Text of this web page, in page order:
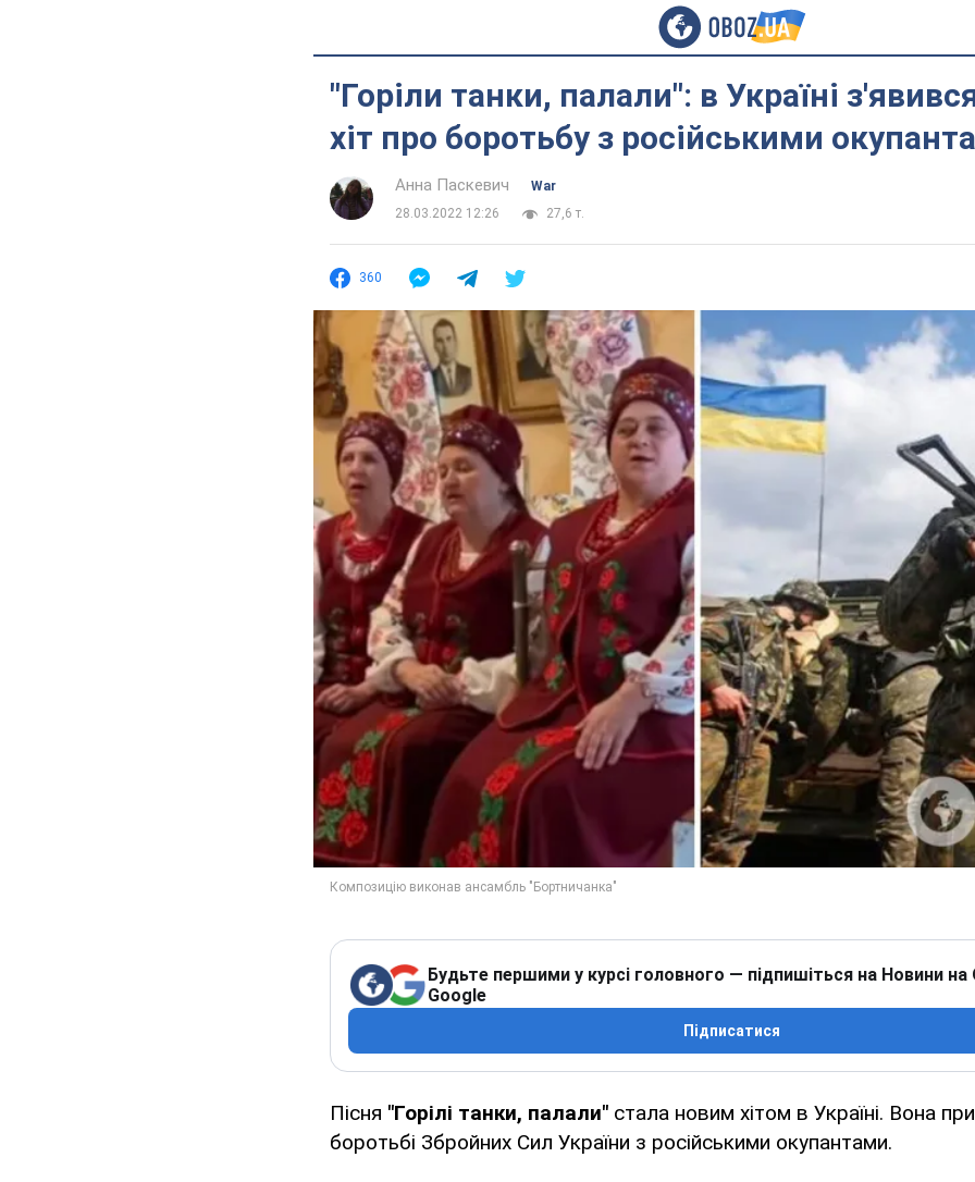
"Горіли танки, палали": в Україні
хіт про боротьбу з російськими
Анна Паскевич
War
28.03.2022 12:26
27,6 т.
360
Будьте першими у курсі головного — підпишіться на Новини на
Google
Підписатися
Пісня "Горілі танки, палали" стала новим хітом в Україні. Вона
боротьбі Збройних Сил України з російськими окупантами.